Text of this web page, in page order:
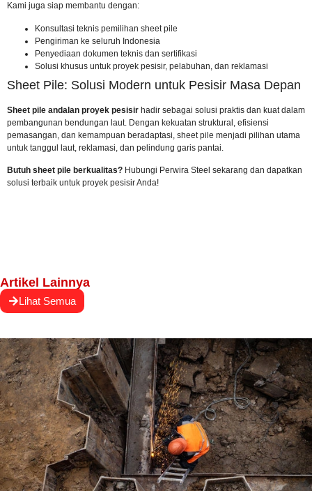
Kami juga siap membantu dengan:
Konsultasi teknis pemilihan sheet pile
Pengiriman ke seluruh Indonesia
Penyediaan dokumen teknis dan sertifikasi
Solusi khusus untuk proyek pesisir, pelabuhan, dan reklamasi
Sheet Pile: Solusi Modern untuk Pesisir Masa Depan
Sheet pile andalan proyek pesisir hadir sebagai solusi praktis dan kuat dalam
pembangunan bendungan laut. Dengan kekuatan struktural, efisiensi
pemasangan, dan kemampuan beradaptasi, sheet pile menjadi pilihan utama
untuk tanggul laut, reklamasi, dan pelindung garis pantai.
Butuh sheet pile berkualitas? Hubungi Perwira Steel sekarang dan dapatkan
solusi terbaik untuk proyek pesisir Anda!
Artikel Lainnya
Lihat Semua